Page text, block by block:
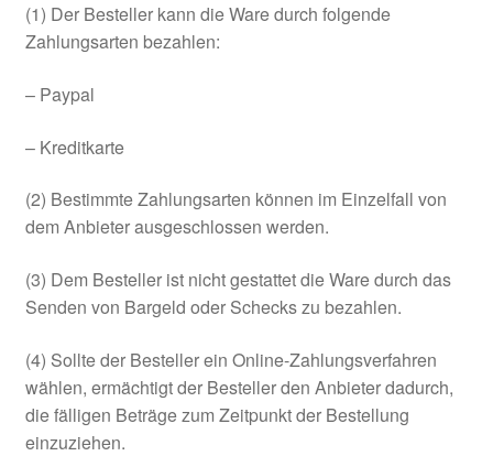
(1) Der Besteller kann die Ware durch folgende
Zahlungsarten bezahlen:
– Paypal
– Kreditkarte
(2) Bestimmte Zahlungsarten können im Einzelfall von
dem Anbieter ausgeschlossen werden.
(3) Dem Besteller ist nicht gestattet die Ware durch das
Senden von Bargeld oder Schecks zu bezahlen.
(4) Sollte der Besteller ein Online-Zahlungsverfahren
wählen, ermächtigt der Besteller den Anbieter dadurch,
die fälligen Beträge zum Zeitpunkt der Bestellung
einzuziehen.